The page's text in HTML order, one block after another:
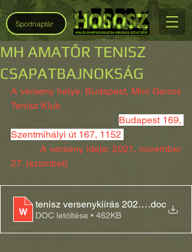
Sportnaptár
MH AMATŐR TENISZ
CSAPATBAJNOKSÁG
A verseny helye: Budapest, Mini Garros
Tenisz Klub
Budapest 169,
Szentmihályi út 167, 1152
          A verseny ideje: 2021. november
27. (szombat)
tenisz versenykiírás 2021 kiküldésre
.doc
DOC letöltése • 462KB